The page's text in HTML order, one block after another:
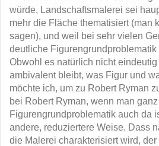
würde, Landschaftsmalerei sei
mehr die Fläche thematisiert (man
sagen), und weil bei sehr vielen
deutliche
Obwohl es natürlich nicht
ambivalent bleibt, was Figur und
möchte ich, um zu Robert Ryman
bei Robert Ryman, wenn man
Figurengrundproblematik auch da
andere, reduziertere Weise. Dass
die Malerei charakterisiert wird,